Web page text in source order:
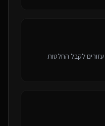
עזורים לקבל החלטות